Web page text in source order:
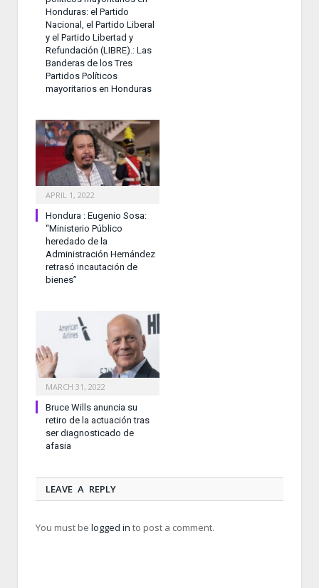
Honduras: el Partido
Nacional, el Partido Liberal
y el Partido Libertad y
Refundación (LIBRE).: Las
Banderas de los Tres
Partidos Políticos
mayoritarios en Honduras
APRIL 1, 2022
Hondura : Eugenio Sosa:
“Ministerio Público
heredado de la
Administración Hernández
retrasó incautación de
bienes”
MARCH 31, 2022
Bruce Wills anuncia su
retiro de la actuación tras
ser diagnosticado de
afasia
LEAVE A REPLY
You must be logged in to post a comment.